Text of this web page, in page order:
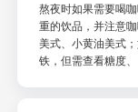
熬夜时如果需要喝
重的饮品，并注意
美式、小黄油美式
铁，但需查看糖度、